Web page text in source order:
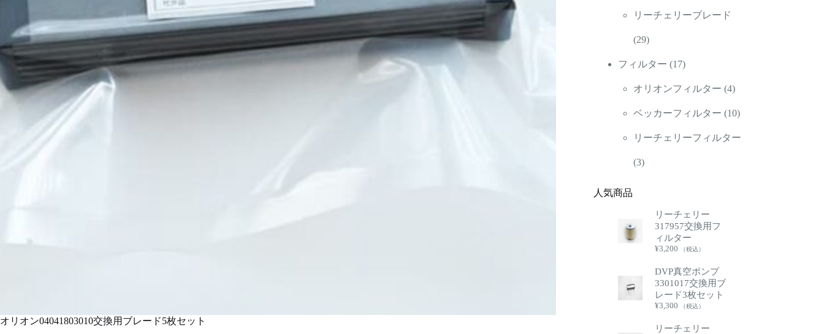
オリオン04041803010交換用ブレード5枚セット
品
商
個
の
商
品
リーチェリーブレード
2929
個
の
商
品
フィルター 1717
個
の
商
オリオンフィルター 44
個
の
ベッカーフィルター 1010
個
リーチェリーフィルター
33
人気商品
リーチェリー
317957交換用フ
ィルター
¥3,200 （税込）
DVP真空ポンプ
3301017交換用ブ
レード3枚セット
¥3,300 （税込）
リーチェリー